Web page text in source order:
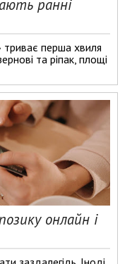
ранні
триває перша хвиля
та ріпак, площі
онлайн і